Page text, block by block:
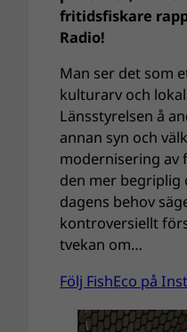
fritidsfiskare
Radio!
Man ser det som
kulturarv och
Länsstyrelsen å
annan syn och
modernisering av
den mer begriplig
dagens behov
kontroversiellt
tvekan om…
Följ FishEco på